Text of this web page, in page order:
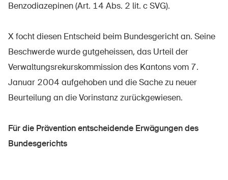
Benzodiazepinen (Art. 14 Abs. 2 lit. c SVG).
X focht diesen Entscheid beim Bundesgericht an. Seine
Beschwerde wurde gutgeheissen, das Urteil der
Verwaltungsrekurskommission des Kantons vom 7.
Januar 2004 aufgehoben und die Sache zu neuer
Beurteilung an die Vorinstanz zurückgewiesen.
Für die Prävention entscheidende Erwägungen des
Bundesgerichts